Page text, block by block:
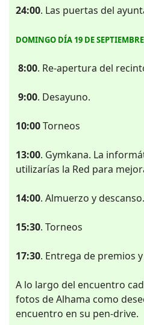
24:00. Las puertas del
DOMINGO DÍA 19 DE SEPTIEMBRE
8:00. Re-apertura del
9:00. Desayuno.
10:00Torneos
13:00. Gymkana. La
utilizarías la Red para
14:00. Almuerzo y descanso.
15:30. Torneos
17:30. Entrega de premios
A lo largo del encuentro
fotos de Alhama como
encuentro en su pen-drive.